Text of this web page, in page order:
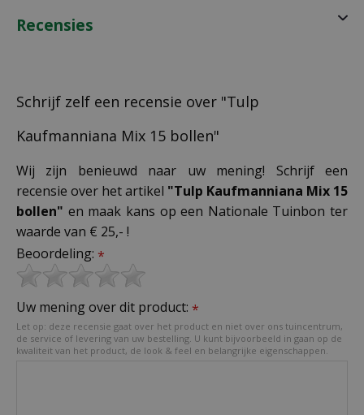
Recensies
Schrijf zelf een recensie over "Tulp
Kaufmanniana Mix 15 bollen"
Wij zijn benieuwd naar uw mening! Schrijf een
recensie over het artikel "Tulp Kaufmanniana Mix 15
bollen" en maak kans op een Nationale Tuinbon ter
waarde van € 25,- !
Beoordeling: *
Uw mening over dit product: *
Let op: deze recensie gaat over het product en niet over ons tuincentrum,
de service of levering van uw bestelling. U kunt bijvoorbeeld in gaan op de
kwaliteit van het product, de look & feel en belangrijke eigenschappen.